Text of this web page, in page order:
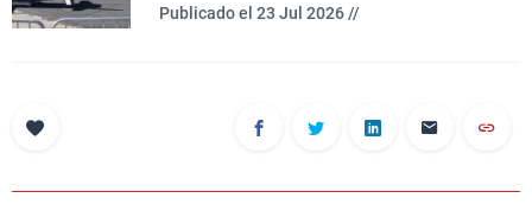
Publicado el 23 Jul 2026 //